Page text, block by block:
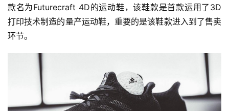
款名为Futurecraft 4D的运动鞋，该鞋款是首款运用了3D
打印技术制造的量产运动鞋，重要的是该鞋款进入到了售卖
环节。